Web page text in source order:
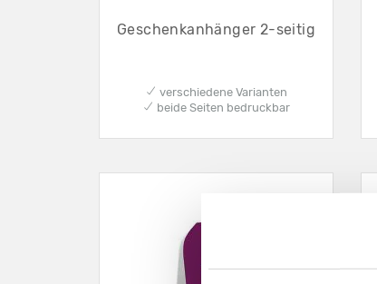
Geschenkanhänger 2-seitig
✔ verschiedene Varianten
✔ beide Seiten bedruckbar